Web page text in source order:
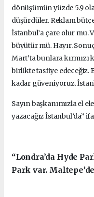
dönüşümün yüzde 5.9
düşürdüler. Reklam
İstanbul’a çare olur mu.
büyütür mü. Hayır.
Mart’ta bunlara kırmızı
birlikte tasfiye edeceğiz.
kadar güveniyoruz.
Sayın başkanımızla el
yazacağız İstanbul’da”
“Londra’da Hyde
Park var.